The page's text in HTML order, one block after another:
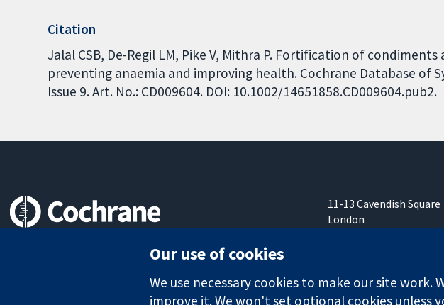
Citation
Jalal CSB, De-Regil LM, Pike V, Mithra P. Fortification of
preventing anaemia and improving health. Cochrane Database of
Issue 9. Art. No.: CD009604. DOI: 10.1002/14651858.CD009604.pub2.
11-13 Cavendish Square
London
Our use of cookies
We use necessary cookies to make our site
improve it. We won't set optional cookies unless